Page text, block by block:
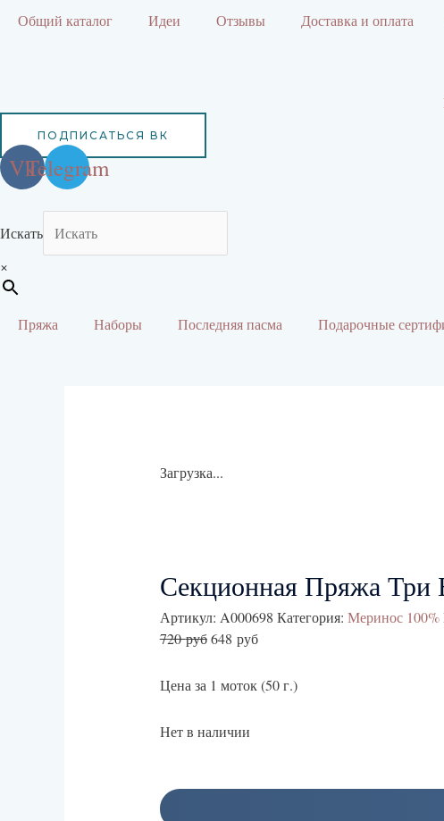
Общий каталог Идеи Отзывы Доставка и оплата
ПОДПИСАТЬСЯ ВК
VkTelegram
Искать
×
Пряжа Наборы Последняя пасма Подарочные
Загрузка...
Секционная Пряжа Три
Артикул: A000698 Категория: Меринос 100%
720руб 648 руб
Цена за 1 моток (50 г.)
Нет в наличии